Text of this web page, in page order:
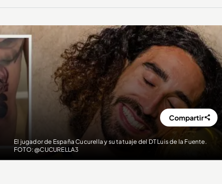
El jugador de España Cucurella y su tatuaje del DT Luis de la Fuente.
FOTO: @CUCURELLA3
Compartir